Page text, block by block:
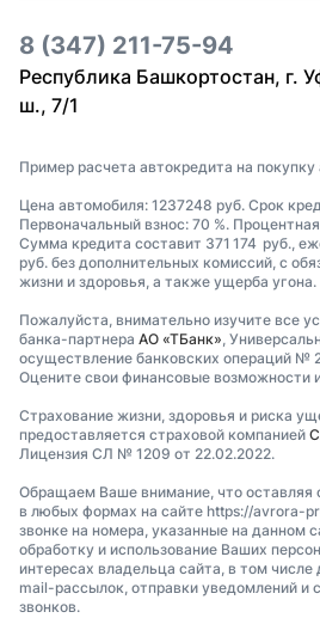
8 (347) 211-75-94
Республика Башкортостан, г.
ш., 7/1
Пример расчета автокредита на
Цена автомобиля: 1237248 руб. Срок
Первоначальный взнос: 70 %.
Сумма кредита составит 371 174 руб.,
руб. без дополнительных комиссий, с
жизни и здоровья, а также ущерба угона.
Пожалуйста, внимательно изучите все
банка-партнера АО «ТБанк»,
осуществление банковских операций №
Оцените свои финансовые возможности
Страхование жизни, здоровья и риска
предоставляется страховой компанией
Лицензия СЛ № 1209 от 22.02.2022.
Обращаем Ваше внимание, что оставляя
в любых формах на сайте https://avrora-
звонке на номера, указанные на данном
обработку и использование Ваших
интересах владельца сайта, в том
mail-рассылок, отправки уведомлений и
звонков.